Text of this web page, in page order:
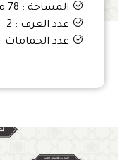
المساحة : 78 متر
عدد الغرف : 2
عدد الحمامات : 2